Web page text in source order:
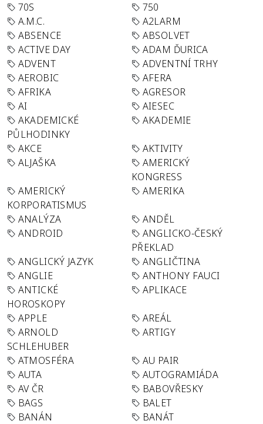
70S
750
A.M.C.
A2LARM
ABSENCE
ABSOLVET
ACTIVE DAY
ADAM ĎURICA
ADVENT
ADVENTNÍ TRHY
AEROBIC
AFERA
AFRIKA
AGRESOR
AI
AIESEC
AKADEMICKÉ
PŮLHODINKY
AKADEMIE
AKCE
AKTIVITY
ALJAŠKA
AMERICKÝ
KONGRESS
AMERICKÝ
KORPORATISMUS
AMERIKA
ANALÝZA
ANDĚL
ANDROID
ANGLICKO-ČESKÝ
PŘEKLAD
ANGLICKÝ JAZYK
ANGLIČTINA
ANGLIE
ANTHONY FAUCI
ANTICKÉ
HOROSKOPY
APLIKACE
APPLE
AREÁL
ARNOLD
SCHLEHUBER
ARTIGY
ATMOSFÉRA
AU PAIR
AUTA
AUTOGRAMIÁDA
AV ČR
BABOVŘESKY
BAGS
BALET
BANÁN
BANÁT